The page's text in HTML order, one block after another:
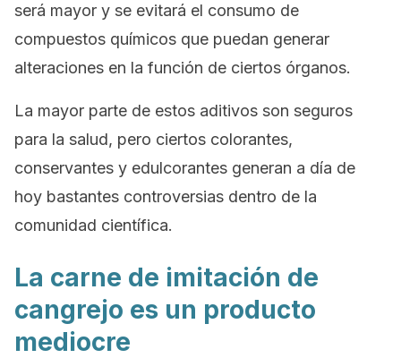
será mayor y se evitará el consumo de
compuestos químicos que puedan generar
alteraciones en la función de ciertos órganos.
La mayor parte de estos aditivos son seguros
para la salud, pero ciertos colorantes,
conservantes y edulcorantes generan a día de
hoy bastantes controversias dentro de la
comunidad científica.
La carne de imitación de
cangrejo es un producto
mediocre